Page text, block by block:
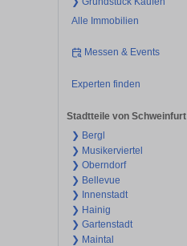
Alle Immobilien
Messen & Events
Experten finden
Stadtteile von Schweinfurt
❯ Bergl
❯ Musikerviertel
❯ Oberndorf
❯ Bellevue
❯ Innenstadt
❯ Hainig
❯ Gartenstadt
❯ Maintal